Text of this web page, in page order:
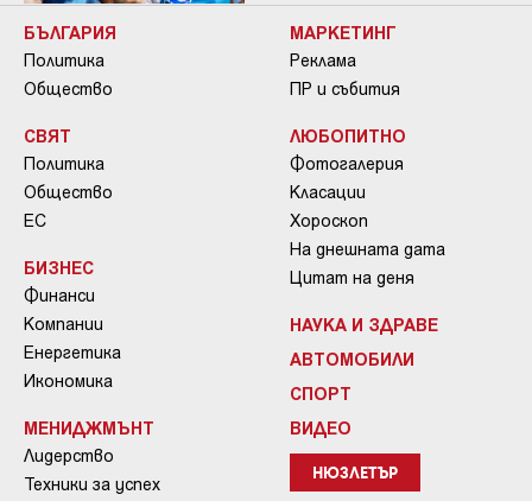
БЪЛГАРИЯ
Политика
Общество
СВЯТ
Политика
Общество
ЕС
БИЗНЕС
Финанси
Компании
Енергетика
Икономика
МЕНИДЖМЪНТ
Лидерство
Техники за успех
МАРКЕТИНГ
Реклама
ПР и събития
ЛЮБОПИТНО
Фотогалерия
Класации
Хороскоп
На днешната дата
Цитат на деня
НАУКА И ЗДРАВЕ
АВТОМОБИЛИ
СПОРТ
ВИДЕО
НЮЗЛЕТЪР